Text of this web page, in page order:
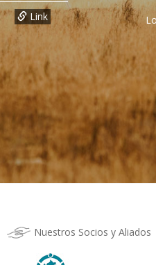
Link
Nuestros Socios y Aliados